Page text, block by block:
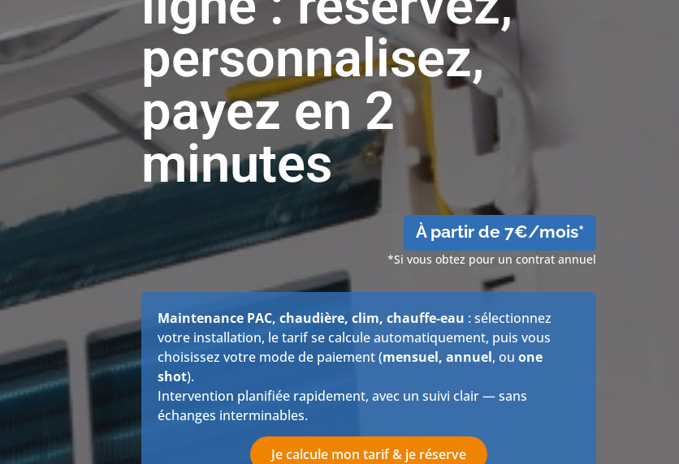
personnalisez,
payez en 2
minutes
À partir de 7€/mois*
*Si vous obtez pour un contrat annuel
Maintenance PAC, chaudière, clim, chauffe-eau : sélectionnez
votre installation, le tarif se calcule automatiquement, puis vous
choisissez votre mode de paiement (mensuel, annuel, ou one
shot).
Intervention planifiée rapidement, avec un suivi clair — sans
échanges interminables.
Je calcule mon tarif & je réserve